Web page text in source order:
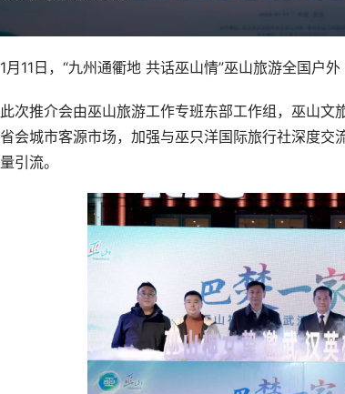
日，“九州通衢地 共话巫山情”巫山旅游全国户外
推介会由巫山旅游工作专班东部工作组，巫山文
会城市客源市场，加强与巫只洋国际旅行社深度
引流。